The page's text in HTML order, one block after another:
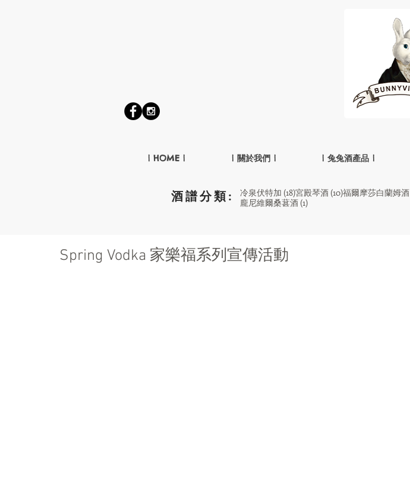
| HOME | | 關於我們 | | 兔兔酒產品 |
酒譜分類: 冷泉伏特加 (18)18 篇文章
宮殿琴酒 (10)10 篇文章
福爾摩莎白蘭姆酒
龐尼維爾桑葚酒 (1)1 篇文章
Spring Vodka 家樂福系列宣傳活動